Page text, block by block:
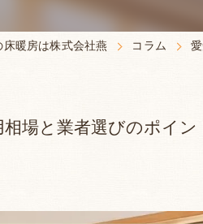
ー施工事例
暖房は株式会社燕 コラム
場と業者選びのポイ